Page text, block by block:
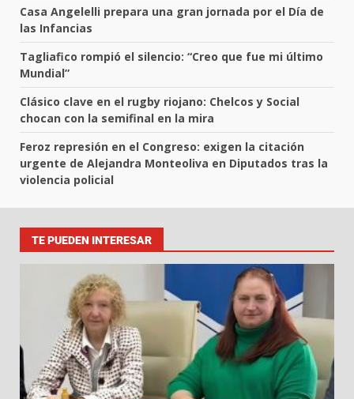
Casa Angelelli prepara una gran jornada por el Día de
las Infancias
Tagliafico rompió el silencio: “Creo que fue mi último
Mundial”
Clásico clave en el rugby riojano: Chelcos y Social
chocan con la semifinal en la mira
Feroz represión en el Congreso: exigen la citación
urgente de Alejandra Monteoliva en Diputados tras la
violencia policial
TE PUEDEN INTERESAR